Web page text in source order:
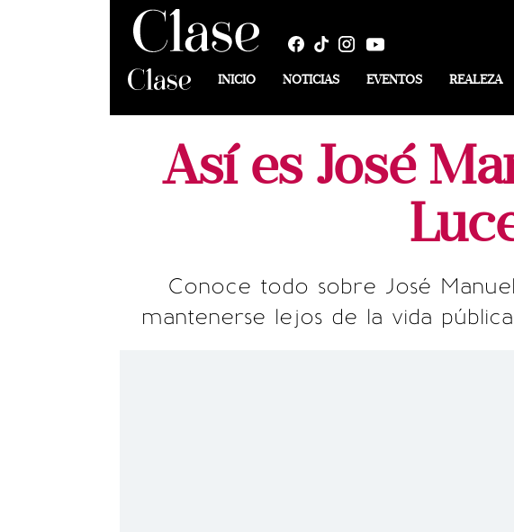
INICIO NOTICIAS EVENTOS REALEZA
Así es José
Conoce todo sobre José
mantenerse lejos de la vida